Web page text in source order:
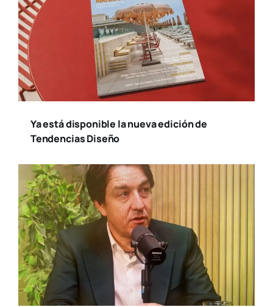
Ya está disponible la nueva edición de
Tendencias Diseño